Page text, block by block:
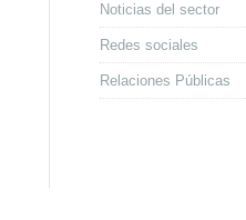
Noticias del sector
Redes sociales
Relaciones Públicas